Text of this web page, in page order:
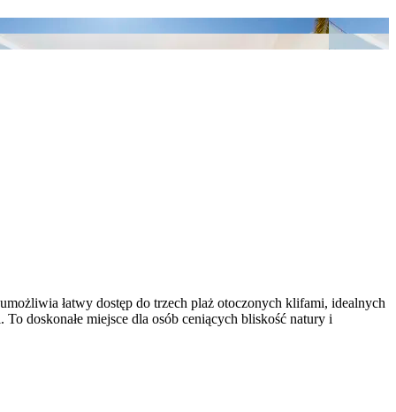
łatwy dostęp do trzech plaż otoczonych klifami, idealnych
doskonałe miejsce dla osób ceniących bliskość natury i